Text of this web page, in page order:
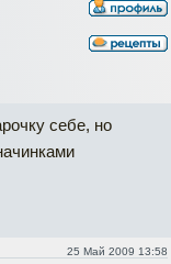
себе, но
25 Май 2009 13:58